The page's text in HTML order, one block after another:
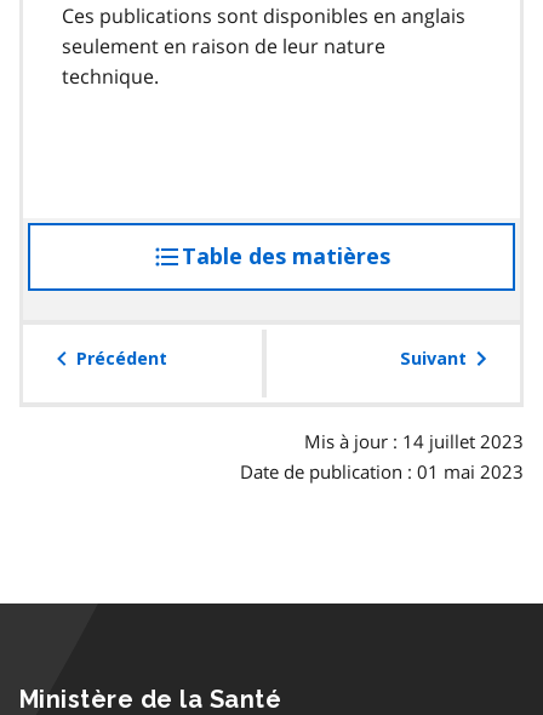
Ces publications sont disponibles en anglais
seulement en raison de leur nature
technique.
Table des matières
à
table
Précédent Suivant
Mis à jour : 14 juillet 2023
Date de publication : 01 mai 2023
Ministère de la Santé